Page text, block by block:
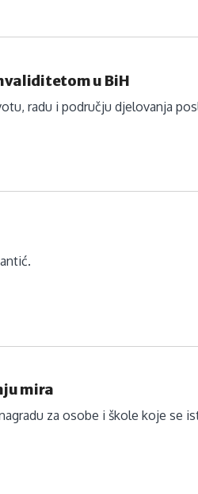
u BiH
radu i području djelovanja
mira
za osobe i škole koje se